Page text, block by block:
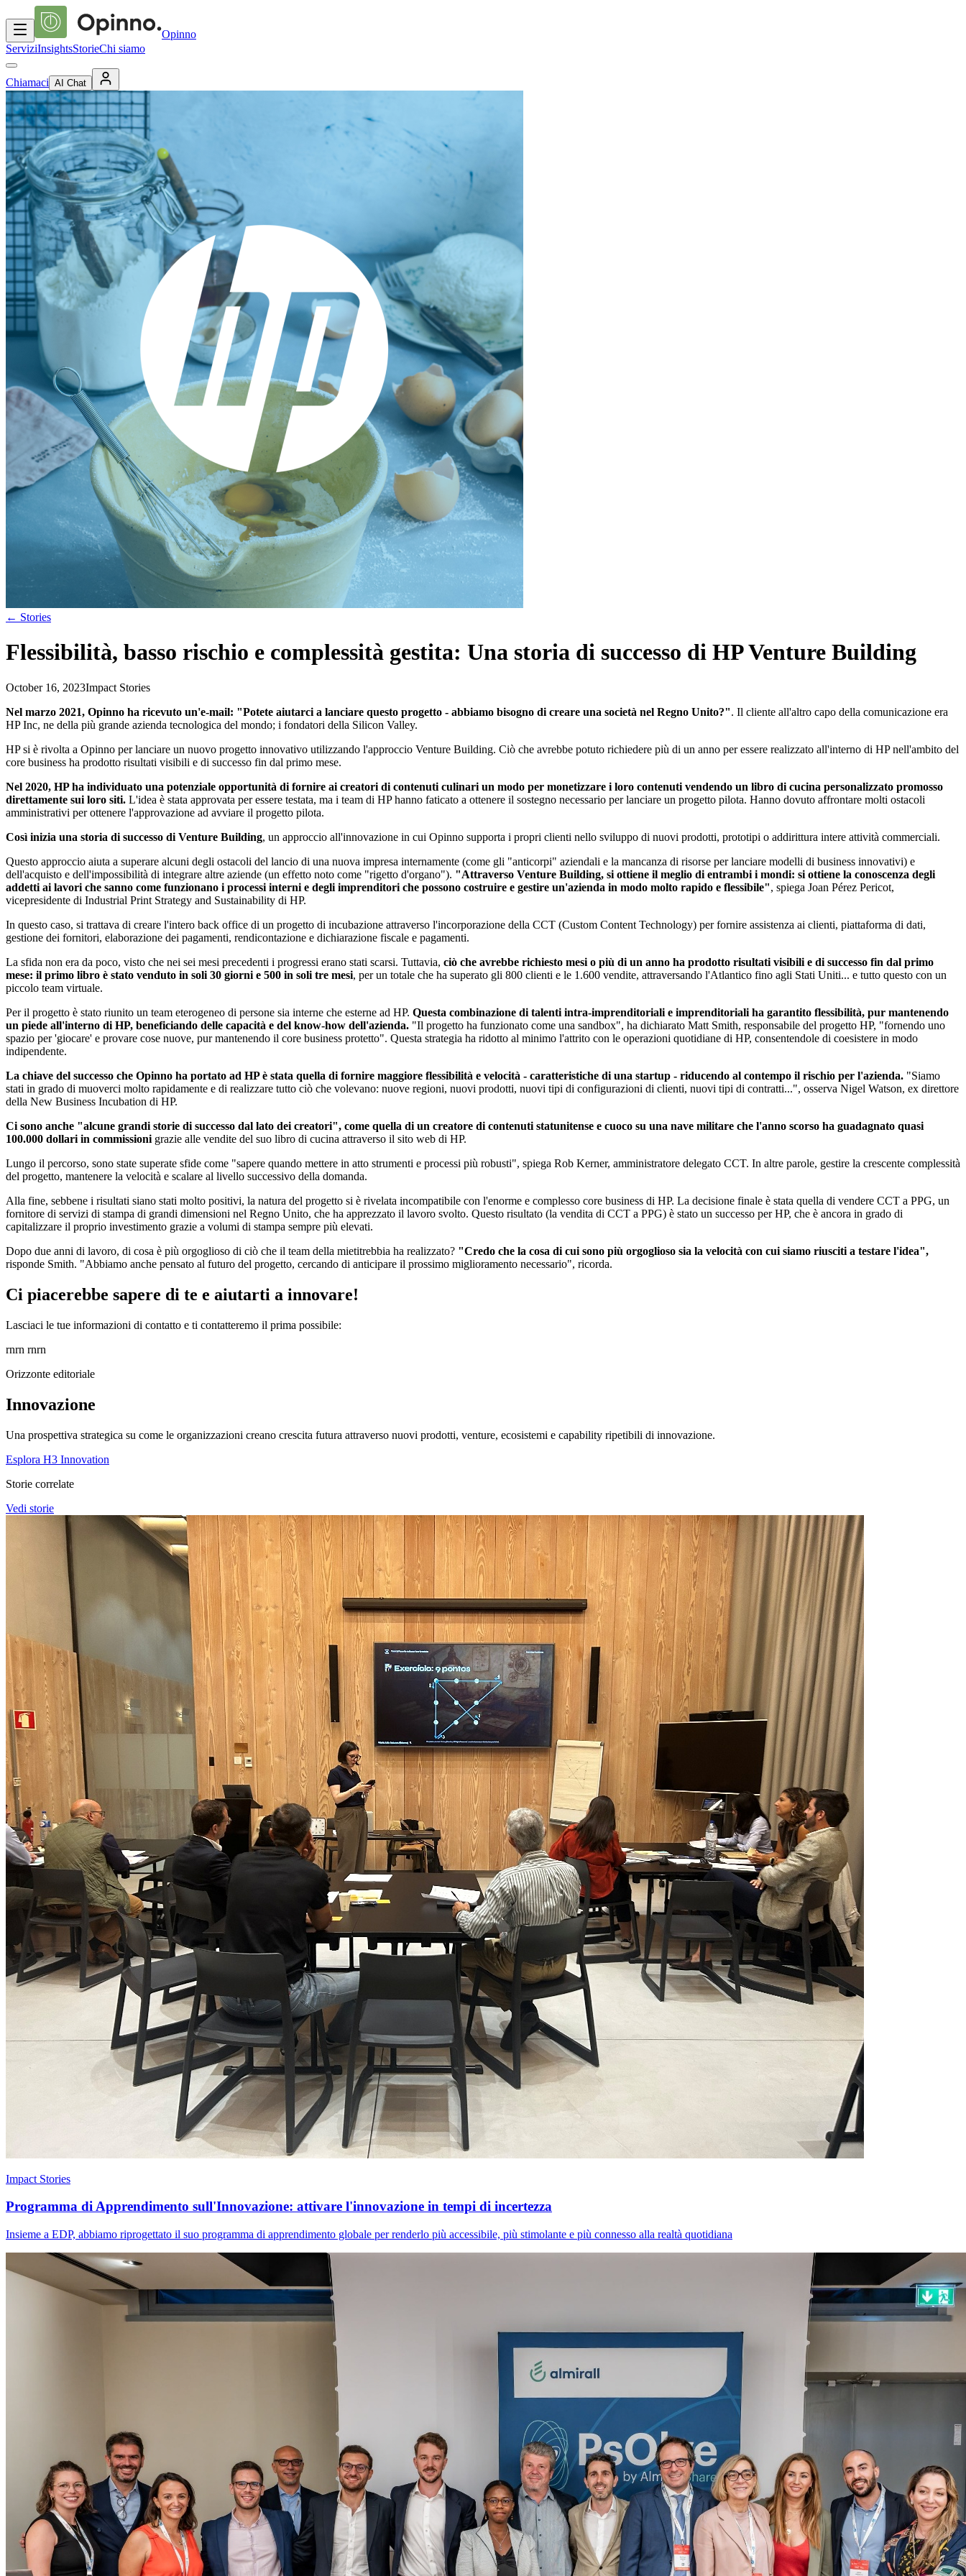
Opinno
ServiziInsightsStorieChi siamo
Chiamaci AI Chat
← Stories
Flessibilità, basso rischio e complessità gestita: Una storia di successo di HP Venture Building
October 16, 2023Impact Stories
Nel marzo 2021, Opinno ha ricevuto un'e-mail: "Potete aiutarci a lanciare questo progetto - abbiamo bisogno di creare una società nel Regno Unito?". Il cliente all'altro capo della comunicazione era
HP Inc, ne della più grande azienda tecnologica del mondo; i fondatori della Silicon Valley.
HP si è rivolta a Opinno per lanciare un nuovo progetto innovativo utilizzando l'approccio Venture Building. Ciò che avrebbe potuto richiedere più di un anno per essere realizzato all'interno di HP nell'ambito del
core business ha prodotto risultati visibili e di successo fin dal primo mese.
Nel 2020, HP ha individuato una potenziale opportunità di fornire ai creatori di contenuti culinari un modo per monetizzare i loro contenuti vendendo un libro di cucina personalizzato promosso
direttamente sui loro siti. L'idea è stata approvata per essere testata, ma i team di HP hanno faticato a ottenere il sostegno necessario per lanciare un progetto pilota. Hanno dovuto affrontare molti ostacoli
amministrativi per ottenere l'approvazione ad avviare il progetto pilota.
Così inizia una storia di successo di Venture Building, un approccio all'innovazione in cui Opinno supporta i propri clienti nello sviluppo di nuovi prodotti, prototipi o addirittura intere attività commerciali.
Questo approccio aiuta a superare alcuni degli ostacoli del lancio di una nuova impresa internamente (come gli "anticorpi" aziendali e la mancanza di risorse per lanciare modelli di business innovativi) e
dell'acquisto e dell'impossibilità di integrare altre aziende (un effetto noto come "rigetto d'organo"). "Attraverso Venture Building, si ottiene il meglio di entrambi i mondi: si ottiene la conoscenza degli
addetti ai lavori che sanno come funzionano i processi interni e degli imprenditori che possono costruire e gestire un'azienda in modo molto rapido e flessibile", spiega Joan Pérez Pericot,
vicepresidente di Industrial Print Strategy and Sustainability di HP.
In questo caso, si trattava di creare l'intero back office di un progetto di incubazione attraverso l'incorporazione della CCT (Custom Content Technology) per fornire assistenza ai clienti, piattaforma di dati,
gestione dei fornitori, elaborazione dei pagamenti, rendicontazione e dichiarazione fiscale e pagamenti.
La sfida non era da poco, visto che nei sei mesi precedenti i progressi erano stati scarsi. Tuttavia, ciò che avrebbe richiesto mesi o più di un anno ha prodotto risultati visibili e di successo fin dal primo
mese: il primo libro è stato venduto in soli 30 giorni e 500 in soli tre mesi, per un totale che ha superato gli 800 clienti e le 1.600 vendite, attraversando l'Atlantico fino agli Stati Uniti... e tutto questo con un
piccolo team virtuale.
Per il progetto è stato riunito un team eterogeneo di persone sia interne che esterne ad HP. Questa combinazione di talenti intra-imprenditoriali e imprenditoriali ha garantito flessibilità, pur mantenendo
un piede all'interno di HP, beneficiando delle capacità e del know-how dell'azienda. "Il progetto ha funzionato come una sandbox", ha dichiarato Matt Smith, responsabile del progetto HP, "fornendo uno
spazio per 'giocare' e provare cose nuove, pur mantenendo il core business protetto". Questa strategia ha ridotto al minimo l'attrito con le operazioni quotidiane di HP, consentendole di coesistere in modo
indipendente.
La chiave del successo che Opinno ha portato ad HP è stata quella di fornire maggiore flessibilità e velocità - caratteristiche di una startup - riducendo al contempo il rischio per l'azienda. "Siamo
stati in grado di muoverci molto rapidamente e di realizzare tutto ciò che volevano: nuove regioni, nuovi prodotti, nuovi tipi di configurazioni di clienti, nuovi tipi di contratti...", osserva Nigel Watson, ex direttore
della New Business Incubation di HP.
Ci sono anche "alcune grandi storie di successo dal lato dei creatori", come quella di un creatore di contenuti statunitense e cuoco su una nave militare che l'anno scorso ha guadagnato quasi
100.000 dollari in commissioni grazie alle vendite del suo libro di cucina attraverso il sito web di HP.
Lungo il percorso, sono state superate sfide come "sapere quando mettere in atto strumenti e processi più robusti", spiega Rob Kerner, amministratore delegato CCT. In altre parole, gestire la crescente complessità
del progetto, mantenere la velocità e scalare al livello successivo della domanda.
Alla fine, sebbene i risultati siano stati molto positivi, la natura del progetto si è rivelata incompatibile con l'enorme e complesso core business di HP. La decisione finale è stata quella di vendere CCT a PPG, un
fornitore di servizi di stampa di grandi dimensioni nel Regno Unito, che ha apprezzato il lavoro svolto. Questo risultato (la vendita di CCT a PPG) è stato un successo per HP, che è ancora in grado di
capitalizzare il proprio investimento grazie a volumi di stampa sempre più elevati.
Dopo due anni di lavoro, di cosa è più orgoglioso di ciò che il team della mietitrebbia ha realizzato? "Credo che la cosa di cui sono più orgoglioso sia la velocità con cui siamo riusciti a testare l'idea",
risponde Smith. "Abbiamo anche pensato al futuro del progetto, cercando di anticipare il prossimo miglioramento necessario", ricorda.
Ci piacerebbe sapere di te e aiutarti a innovare!
Lasciaci le tue informazioni di contatto e ti contatteremo il prima possibile:
rnrn rnrn
Orizzonte editoriale
Innovazione
Una prospettiva strategica su come le organizzazioni creano crescita futura attraverso nuovi prodotti, venture, ecosistemi e capability ripetibili di innovazione.
Esplora H3 Innovation
Storie correlate
Vedi storie
Impact Stories
Programma di Apprendimento sull'Innovazione: attivare l'innovazione in tempi di incertezza
Insieme a EDP, abbiamo riprogettato il suo programma di apprendimento globale per renderlo più accessibile, più stimolante e più connesso alla realtà quotidiana